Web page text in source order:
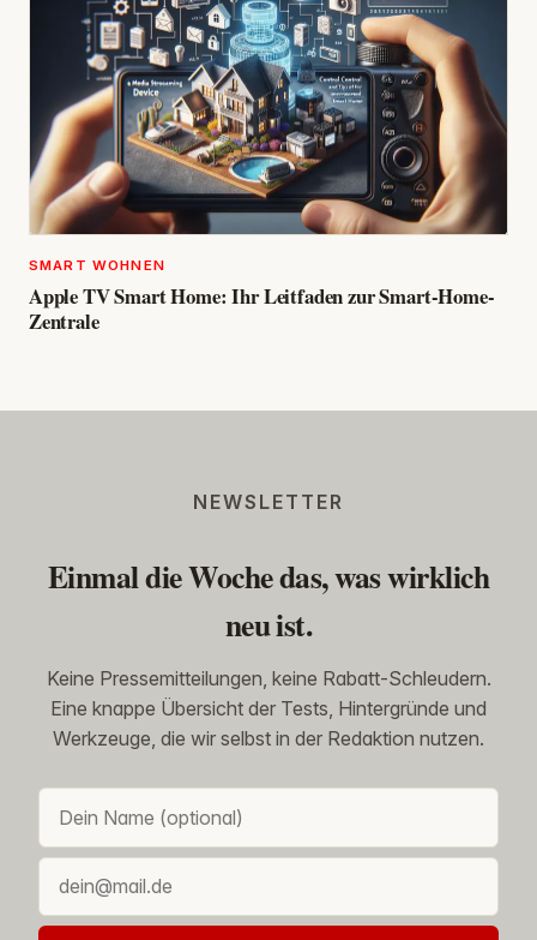
SMART WOHNEN
Apple TV Smart Home: Ihr Leitfaden zur Smart-Home-
Zentrale
NEWSLETTER
Einmal die Woche das, was wirklich
neu ist.
Keine Pressemitteilungen, keine Rabatt-Schleudern.
Eine knappe Übersicht der Tests, Hintergründe und
Werkzeuge, die wir selbst in der Redaktion nutzen.